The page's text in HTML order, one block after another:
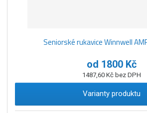
Seniorské rukavice Winnwell
od 1800 Kč
1487,60 Kč bez DPH
Varianty produktu